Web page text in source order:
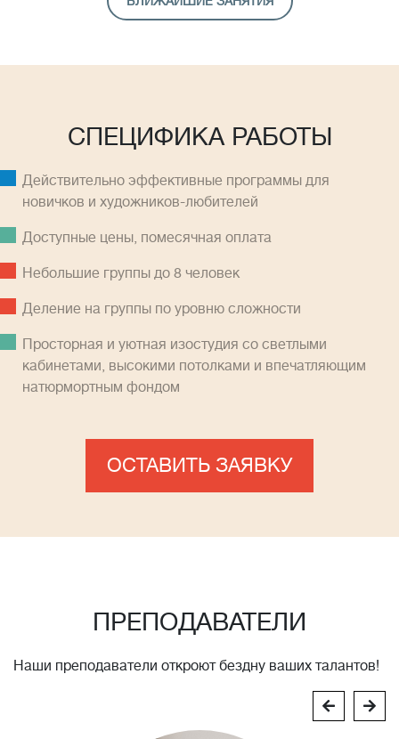
СПЕЦИФИКА РАБОТЫ
Действительно эффективные программы для
новичков и художников-любителей
Доступные цены, помесячная оплатa
Небольшие группы до 8 человек
Деление на группы по уровню сложности
Просторная и уютная изостудия со светлыми
кабинетами, высокими потолками и впечатляющим
натюрмортным фондом
ОСТАВИТЬ ЗАЯВКУ
ПРЕПОДАВАТЕЛИ
Наши преподаватели откроют бездну ваших талантов!